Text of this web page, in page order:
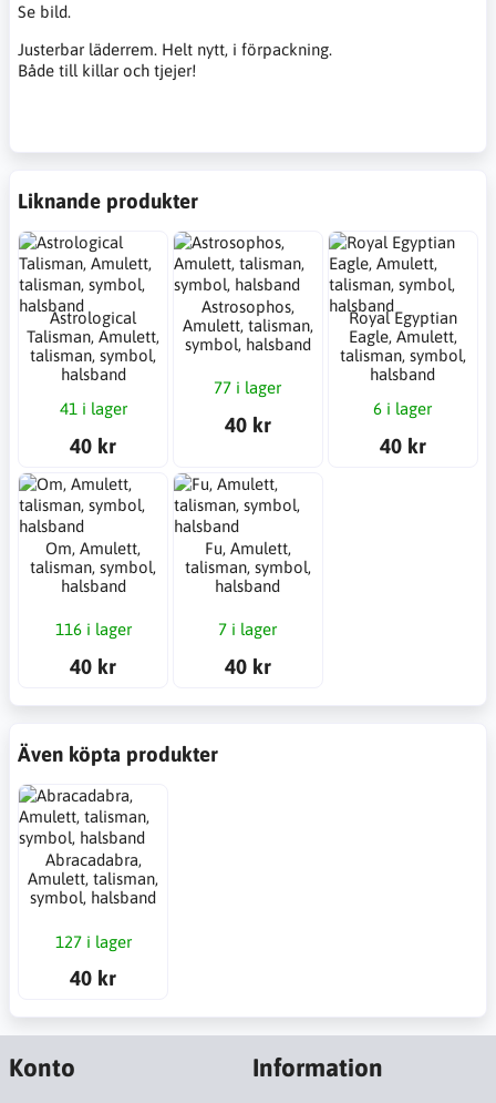
Se bild.
Justerbar läderrem. Helt nytt, i förpackning.
Både till killar och tjejer!
Liknande produkter
Astrological
Talisman, Amulett,
talisman, symbol,
halsband
41 i lager
40 kr
Astrosophos,
Amulett, talisman,
symbol, halsband
77 i lager
40 kr
Royal Egyptian
Eagle, Amulett,
talisman, symbol,
halsband
6 i lager
40 kr
Om, Amulett,
talisman, symbol,
halsband
116 i lager
40 kr
Fu, Amulett,
talisman, symbol,
halsband
7 i lager
40 kr
Även köpta produkter
Abracadabra,
Amulett, talisman,
symbol, halsband
127 i lager
40 kr
Konto Information